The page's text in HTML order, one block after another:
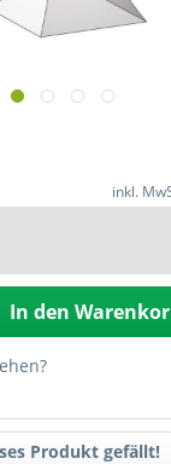
inkl.
In den
Produkt gefällt!